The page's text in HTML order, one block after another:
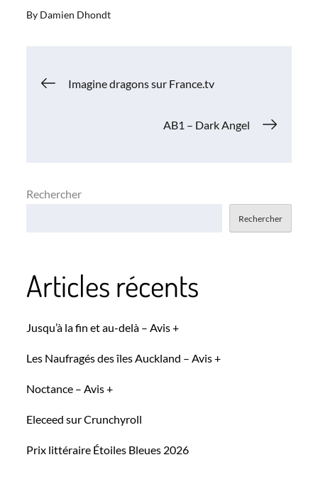
By Damien Dhondt
Navigation
Imagine dragons sur France.tv
AB1 – Dark Angel
Rechercher
Rechercher
Articles récents
Jusqu’à la fin et au-delà – Avis +
Les Naufragés des îles Auckland – Avis +
Noctance – Avis +
Eleceed sur Crunchyroll
Prix littéraire Étoiles Bleues 2026